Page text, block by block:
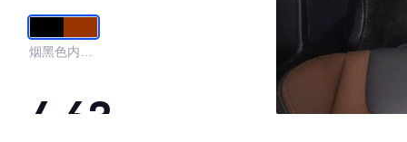
烟黑色内饰
4.63